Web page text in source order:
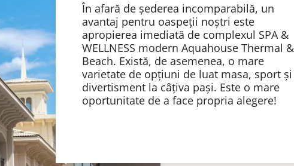
În afară de șederea incomparabilă, un
avantaj pentru oaspeții noștri este
apropierea imediată de complexul SPA &
WELLNESS modern Aquahouse Thermal &
Beach. Există, de asemenea, o mare
varietate de opțiuni de luat masa, sport și
divertisment la câțiva pași. Este o mare
oportunitate de a face propria alegere!